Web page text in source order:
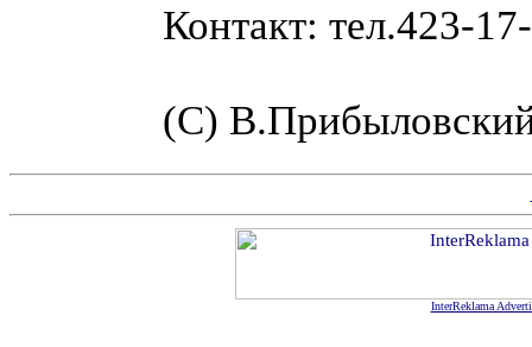
Контакт: тел.423-
(C)
InterReklama